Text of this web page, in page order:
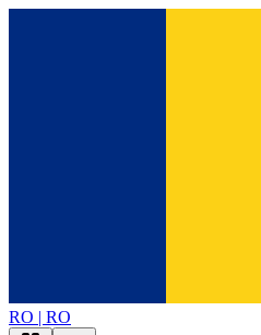
RO | RO